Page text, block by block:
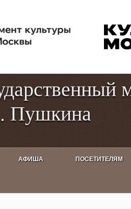
Пушкина
АФИША ПОСЕТИТЕЛЯМ